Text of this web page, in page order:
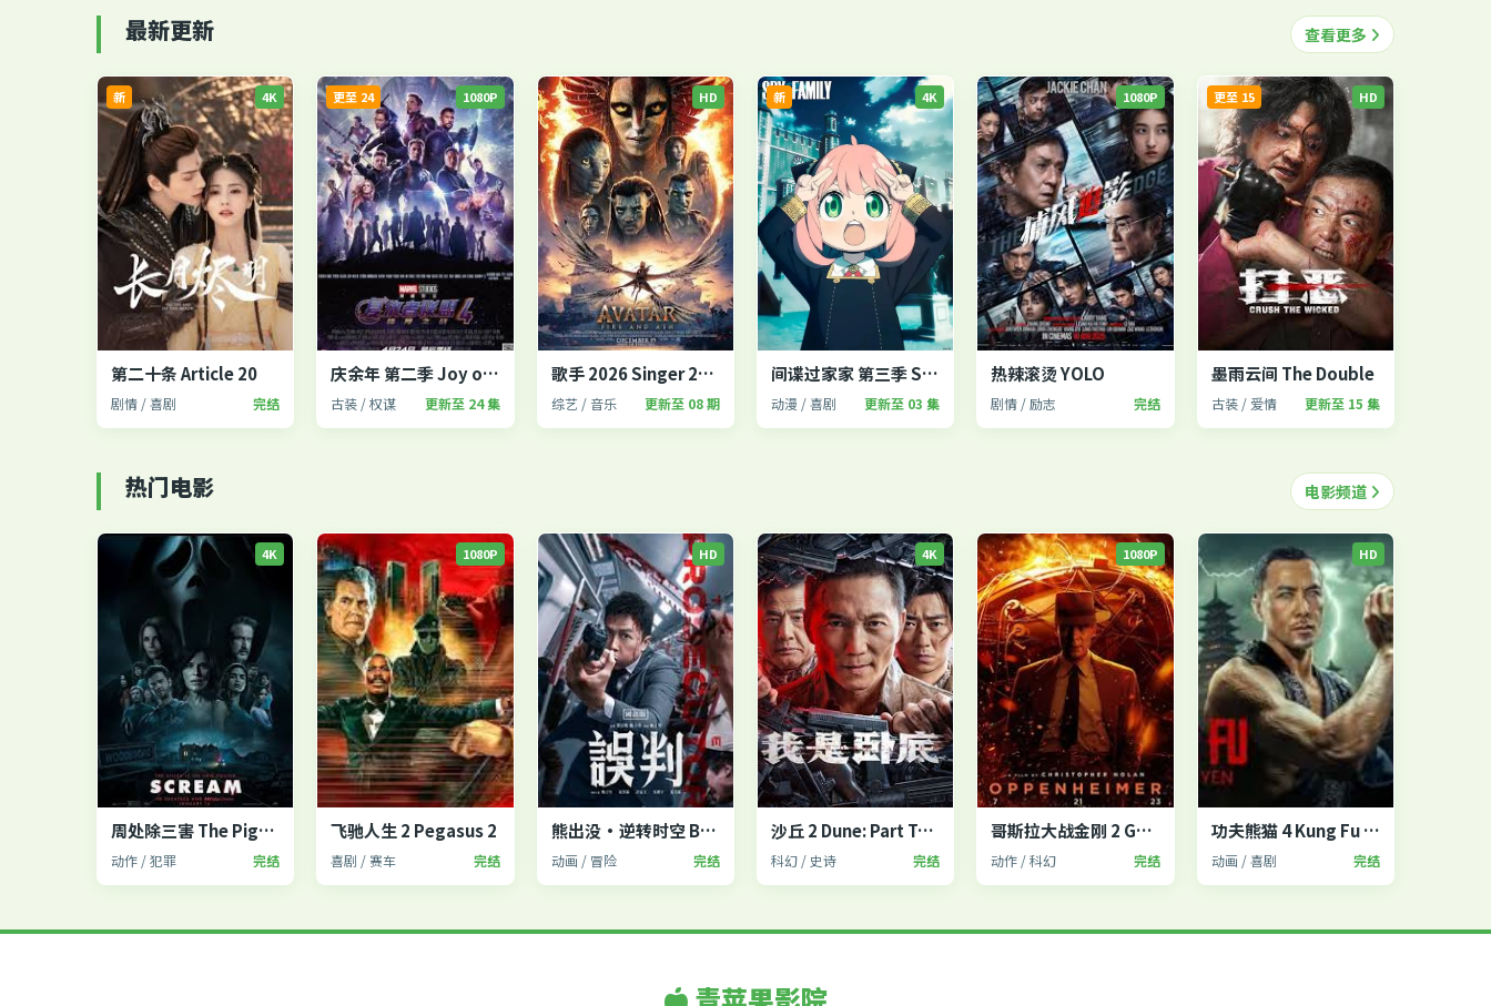
最新更新 查看更多
4K
新
第二十条 Article 20
剧情 / 喜剧 完结
1080P
更至 24
庆余年 第二季 Joy of Life 2
古装 / 权谋 更新至 24 集
HD
歌手 2026 Singer 2026
综艺 / 音乐 更新至 08 期
4K
新
间谍过家家 第三季 SPY×FAMILY
动漫 / 喜剧 更新至 03 集
1080P
热辣滚烫 YOLO
剧情 / 励志 完结
HD
更至 15
墨雨云间 The Double
古装 / 爱情 更新至 15 集
热门电影 电影频道
4K
周处除三害 The Pig, the Snake and the Pigeon
动作 / 犯罪 完结
1080P
飞驰人生 2 Pegasus 2
喜剧 / 赛车 完结
HD
熊出没·逆转时空 Boonie Bears
动画 / 冒险 完结
4K
沙丘 2 Dune: Part Two
科幻 / 史诗 完结
1080P
哥斯拉大战金刚 2 Godzilla x Kong
动作 / 科幻 完结
HD
功夫熊猫 4 Kung Fu Panda 4
动画 / 喜剧 完结